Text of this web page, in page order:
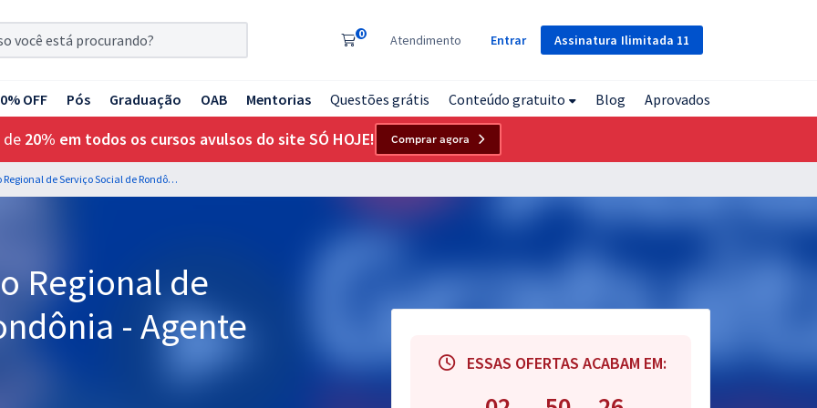
Assinatura Ilimitada 11
0 Atendimento Entrar
OFF Pós Graduação OAB Mentorias Questões grátis Conteúdo gratuito Blog Aprovados
de 20% em todos os cursos avulsos do site SÓ HOJE! Comprar agora
CRESS RO - Conselho Regional de Serviço Social de Rondônia - Agente Administrativo
Regional de
- Agente
ESSAS OFERTAS ACABAM EM: